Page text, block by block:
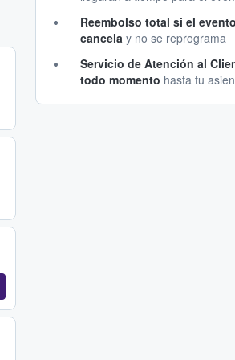
Reembolso total si el
cancela y no se reprograma
Servicio de Atención al
todo momento hasta tu